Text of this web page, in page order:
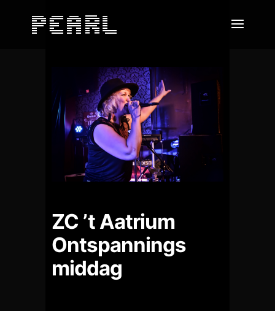
ZC ’t Aatrium
Ontspannings
middag